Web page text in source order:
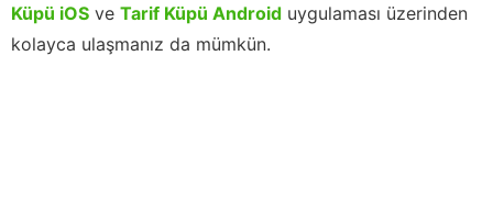
Küpü iOS ve Tarif Küpü Android uygulaması üzerinden
kolayca ulaşmanız da mümkün.